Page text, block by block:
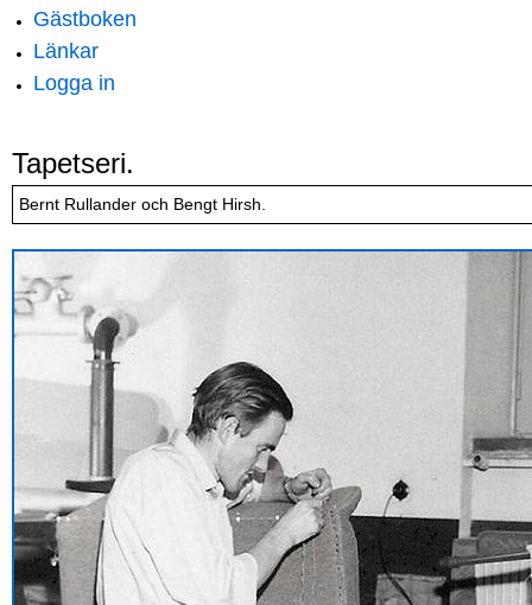
Gästboken
Länkar
Logga in
Tapetseri.
Bernt Rullander och Bengt Hirsh.